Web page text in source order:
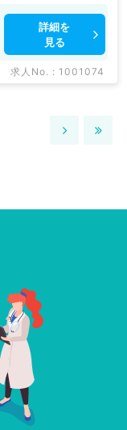
詳細を
見る
求人No. : 1001074